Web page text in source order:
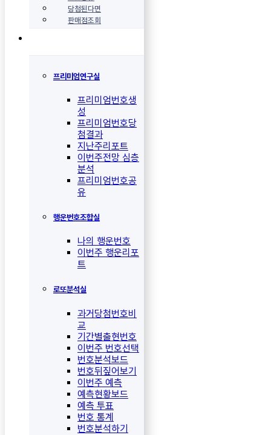
당첨된다면
판매점조회
프리미엄연구실
프리미엄번호생
성
프리미엄번호당
첨결과
지난주리포트
이번주전망 심층
분석
프리미엄번호공
유
행운번호조합실
나의 행운번호
이번주 행운리포
트
로또분석실
과거당첨번호비
교
기간별출현번호
이번주 번호선택
번호분석보드
번호뒤짚어보기
이번주 예측
예측현황보드
예측 투표
번호 통계
번호분석하기